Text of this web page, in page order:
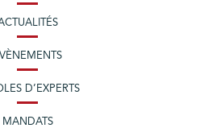
D’EXPERTS
MANDATS